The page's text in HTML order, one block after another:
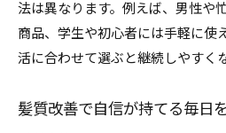
法は異なります。例えば、男性や
商品、学生や初心者には手軽に使
活に合わせて選ぶと継続しやすく
髪質改善で自信が持てる毎日